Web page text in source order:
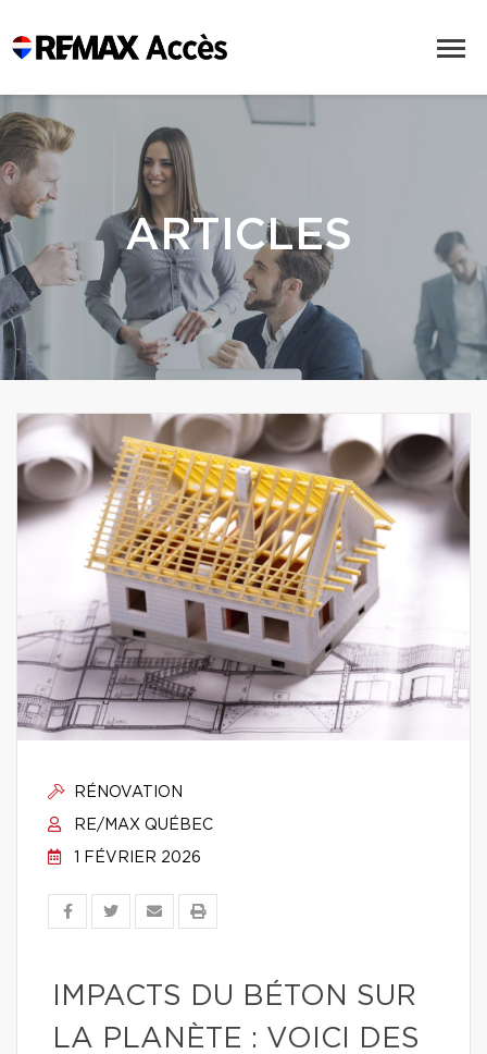
ARTICLES
RÉNOVATION
RE/MAX QUÉBEC
1 FÉVRIER 2026
IMPACTS DU BÉTON SUR
LA PLANÈTE : VOICI DES